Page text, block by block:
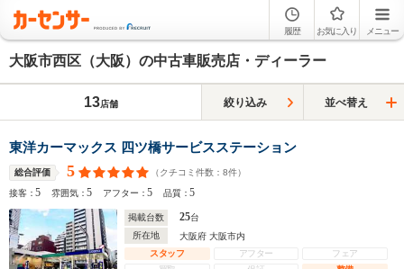
履歴 お気に入り メニュー
大阪市西区（大阪）の中古車販売店・ディーラー
13店舗 絞り込み 並べ替え
東洋カーマックス 四ツ橋サービスステーション
総合評価 5 （クチコミ件数： 8件）
接客：5 雰囲気：5 アフター：5 品質：5
掲載台数 25台
所在地
大阪府 大阪市内
スタッフ
アフター
フェア